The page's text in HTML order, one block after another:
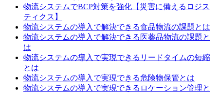
物流システムでBCP対策を強化【災害に備えるロジス
ティクス】
物流システムの導入で解決できる食品物流の課題とは
物流システムの導入で解決できる医薬品物流の課題と
は
物流システムの導入で実現できるリードタイムの短縮
とは
物流システムの導入で実現できる危険物保管とは
物流システムの導入で実現できるロケーション管理と